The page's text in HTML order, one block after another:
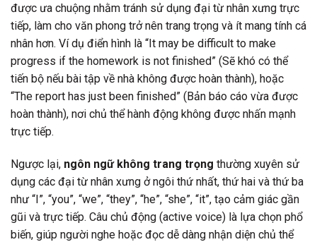
được ưa chuộng nhằm tránh sử dụng đại từ nhân xưng trực
tiếp, làm cho văn phong trở nên trang trọng và ít mang tính cá
nhân hơn. Ví dụ điển hình là “It may be difficult to make
progress if the homework is not finished” (Sẽ khó có thể
tiến bộ nếu bài tập về nhà không được hoàn thành), hoặc
“The report has just been finished” (Bản báo cáo vừa được
hoàn thành), nơi chủ thể hành động không được nhấn mạnh
trực tiếp.
Ngược lại, ngôn ngữ không trang trọng thường xuyên sử
dụng các đại từ nhân xưng ở ngôi thứ nhất, thứ hai và thứ ba
như “I”, “you”, “we”, “they”, “he”, “she”, “it”, tạo cảm giác gần
gũi và trực tiếp. Câu chủ động (active voice) là lựa chọn phổ
biến, giúp người nghe hoặc đọc dễ dàng nhận diện chủ thể